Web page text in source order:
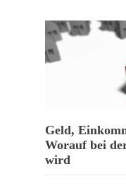
Geld,
Worauf bei
wird